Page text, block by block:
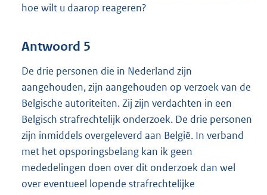
hoe wilt u daarop reageren?
Antwoord 5
De drie personen die in Nederland zijn
aangehouden, zijn aangehouden op verzoek van de
Belgische autoriteiten. Zij zijn verdachten in een
Belgisch strafrechtelijk onderzoek. De drie personen
zijn inmiddels overgeleverd aan België. In verband
met het opsporingsbelang kan ik geen
mededelingen doen over dit onderzoek dan wel
over eventueel lopende strafrechtelijke